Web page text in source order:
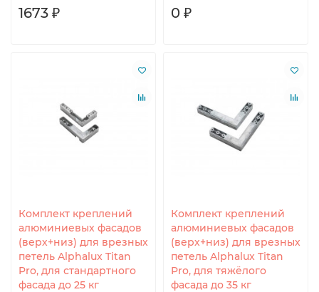
1673 ₽ 0 ₽
Комплект креплений
алюминиевых фасадов
(верх+низ) для врезных
петель Alphalux Titan
Pro, для стандартного
фасада до 25 кг
Комплект креплений
алюминиевых фасадов
(верх+низ) для врезных
петель Alphalux Titan
Pro, для тяжёлого
фасада до 35 кг